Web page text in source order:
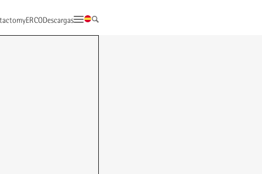
myERCODescargas